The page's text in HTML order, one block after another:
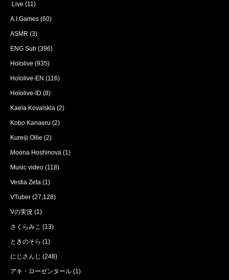
.Live (11)
A.I.Games (60)
ASMR (3)
ENG Sub (396)
Hololive (935)
Hololive-EN (116)
Hololive-ID (8)
Kaela Kovalskia (2)
Kobo Kanaeru (2)
Kureiji Ollie (2)
Moona Hoshinova (1)
Music video (118)
Vestia Zeta (1)
VTuber (27,128)
Vの実況 (1)
さくらみこ (13)
ときのそら (1)
にじさんじ (248)
アキ・ローゼンタール (1)